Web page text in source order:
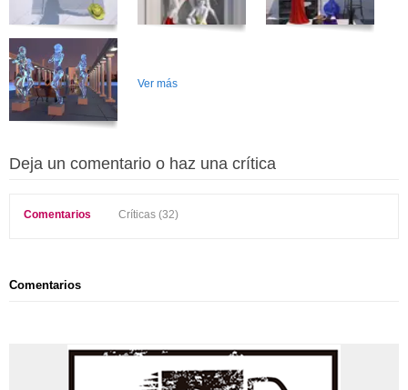
Ver más
Deja un comentario o haz una crítica
Comentarios Críticas (32)
Comentarios